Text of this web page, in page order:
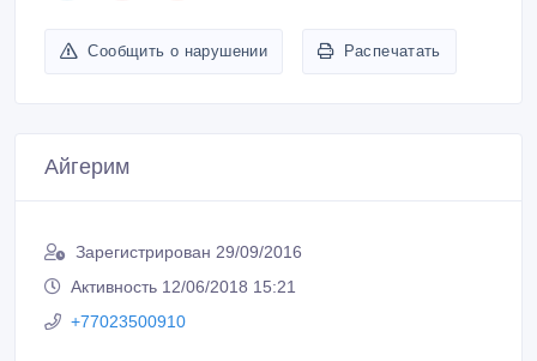
Сообщить о нарушении Распечатать
Айгерим
Зарегистрирован 29/09/2016
Активность 12/06/2018 15:21
+77023500910